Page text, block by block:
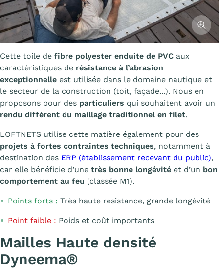
Cette toile de fibre polyester enduite de PVC aux
caractéristiques de résistance à l’abrasion
exceptionnelle est utilisée dans le domaine nautique et
le secteur de la construction (toit, façade...). Nous en
proposons pour des particuliers qui souhaitent avoir un
rendu différent du maillage traditionnel en filet.
LOFTNETS utilise cette matière également pour des
projets à fortes contraintes techniques, notamment à
destination des ERP (établissement recevant du public),
car elle bénéficie d’une très bonne longévité et d’un bon
comportement au feu (classée M1).
Points forts : Très haute résistance, grande longévité
Point faible : Poids et coût importants
Mailles Haute densité
Dyneema®